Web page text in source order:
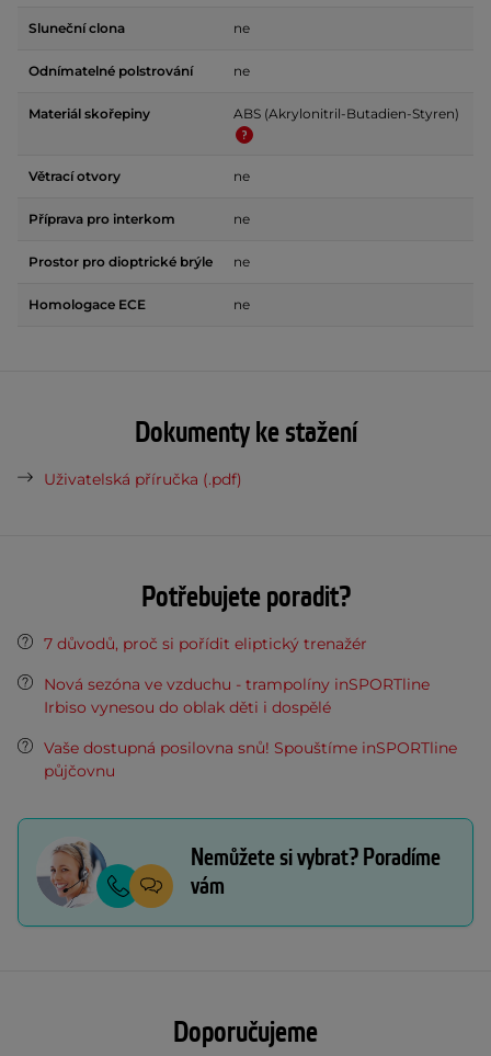
Sluneční clona ne
Odnímatelné polstrování ne
Materiál skořepiny ABS (Akrylonitril-Butadien-Styren)
Větrací otvory ne
Příprava pro interkom ne
Prostor pro dioptrické brýle ne
Homologace ECE ne
Dokumenty ke stažení
Uživatelská příručka (.pdf)
Potřebujete poradit?
7 důvodů, proč si pořídit eliptický trenažér
Nová sezóna ve vzduchu - trampolíny inSPORTline
Irbiso vynesou do oblak děti i dospělé
Vaše dostupná posilovna snů! Spouštíme inSPORTline
půjčovnu
Nemůžete si vybrat? Poradíme
vám
Doporučujeme